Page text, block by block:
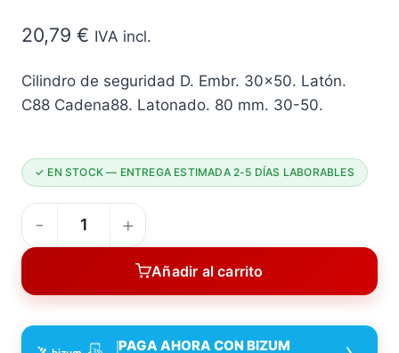
20,79 € IVA incl.
Cilindro de seguridad D. Embr. 30×50. Latón.
C88 Cadena88. Latonado. 80 mm. 30-50.
✓ EN STOCK — ENTREGA ESTIMADA 2-5 DÍAS LABORABLES
Cilindro
Seguridad
D
30X50
Añadir al carrito
PAGA AHORA CON BIZUM